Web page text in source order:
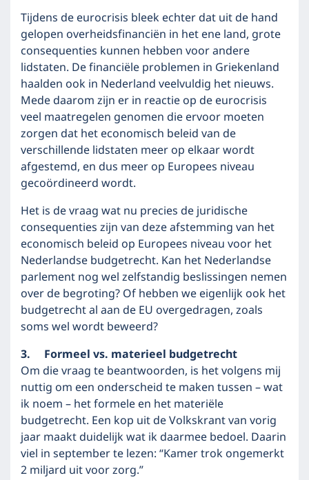
Tijdens de eurocrisis bleek echter dat uit de hand
gelopen overheidsfinanciën in het ene land, grote
consequenties kunnen hebben voor andere
lidstaten. De financiële problemen in Griekenland
haalden ook in Nederland veelvuldig het nieuws.
Mede daarom zijn er in reactie op de eurocrisis
veel maatregelen genomen die ervoor moeten
zorgen dat het economisch beleid van de
verschillende lidstaten meer op elkaar wordt
afgestemd, en dus meer op Europees niveau
gecoördineerd wordt.
Het is de vraag wat nu precies de juridische
consequenties zijn van deze afstemming van het
economisch beleid op Europees niveau voor het
Nederlandse budgetrecht. Kan het Nederlandse
parlement nog wel zelfstandig beslissingen nemen
over de begroting? Of hebben we eigenlijk ook het
budgetrecht al aan de EU overgedragen, zoals
soms wel wordt beweerd?
3. Formeel vs. materieel budgetrecht
Om die vraag te beantwoorden, is het volgens mij
nuttig om een onderscheid te maken tussen – wat
ik noem – het formele en het materiële
budgetrecht. Een kop uit de Volkskrant van vorig
jaar maakt duidelijk wat ik daarmee bedoel. Daarin
viel in september te lezen: “Kamer trok ongemerkt
2 miljard uit voor zorg.”